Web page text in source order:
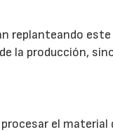
replanteando
la producción,
el